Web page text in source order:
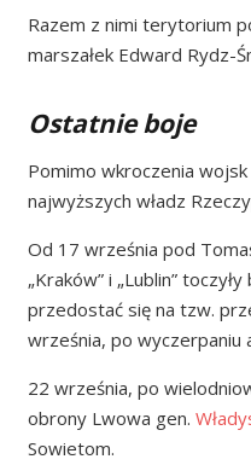
Razem z nimi terytorium
marszałek Edward Rydz-
Ostatnie boje
Pomimo wkroczenia
najwyższych władz
Od 17 września pod
„Kraków” i „Lublin”
przedostać się na tzw.
września, po wyczerpaniu
22 września, po
obrony Lwowa gen.
Sowietom.